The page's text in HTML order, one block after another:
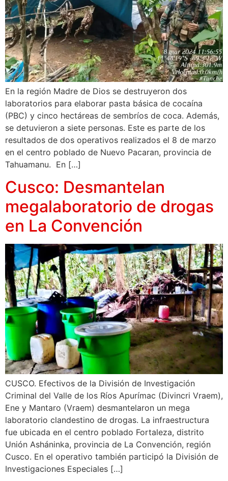
En la región Madre de Dios se destruyeron dos
laboratorios para elaborar pasta básica de cocaína
(PBC) y cinco hectáreas de sembríos de coca. Además,
se detuvieron a siete personas. Este es parte de los
resultados de dos operativos realizados el 8 de marzo
en el centro poblado de Nuevo Pacaran, provincia de
Tahuamanu. En […]
Cusco: Desmantelan
megalaboratorio de drogas
en La Convención
CUSCO. Efectivos de la División de Investigación
Criminal del Valle de los Ríos Apurímac (Divincri Vraem),
Ene y Mantaro (Vraem) desmantelaron un mega
laboratorio clandestino de drogas. La infraestructura
fue ubicada en el centro poblado Fortaleza, distrito
Unión Asháninka, provincia de La Convención, región
Cusco. En el operativo también participó la División de
Investigaciones Especiales […]